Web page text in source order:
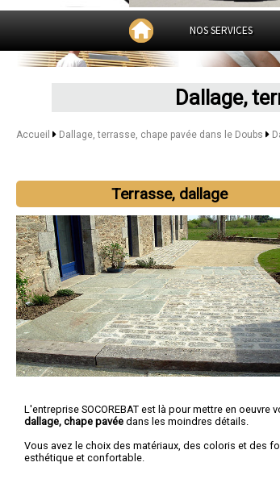
NOS SERVICES
Dallage,
Accueil Dallage, terrasse, chape pavée dans le Doubs
Terrasse, dallage
L'entreprise SOCOREBAT est là pour mettre en oeuvre
dallage, chape pavée dans les moindres détails.
Vous avez le choix des matériaux, des coloris et des
esthétique et confortable.